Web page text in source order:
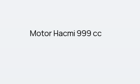
Motor Hacmi999 cc